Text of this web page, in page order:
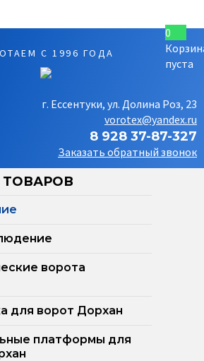
С 1996 ГОДА
г. Ессентуки, ул. Долина Роз, 23
vorotex@yandex.ru
8 928 37-87-327
Заказать обратный звонок
0
пуста
ТОВАРОВ
ворота
для ворот Дорхан
платформы для